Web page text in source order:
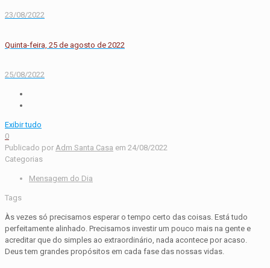
23/08/2022
Quinta-feira, 25 de agosto de 2022
25/08/2022
Exibir tudo
0
Publicado por Adm Santa Casa em 24/08/2022
Categorias
Mensagem do Dia
Tags
Às vezes só precisamos esperar o tempo certo das coisas. Está tudo
perfeitamente alinhado. Precisamos investir um pouco mais na gente e
acreditar que do simples ao extraordinário, nada acontece por acaso.
Deus tem grandes propósitos em cada fase das nossas vidas.